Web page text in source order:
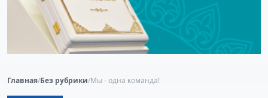
Главная/Без рубрики/Мы - одна команда!